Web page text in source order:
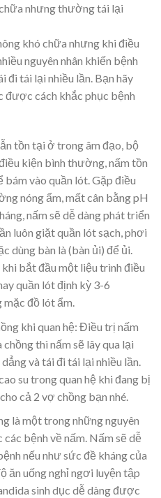
nhưng thường tái lại
khó chữa nhưng khi điều
nguyên nhân khiến bệnh
đi tái lại nhiều lần. Bạn hãy
được cách khắc phục bệnh
tồn tại ở trong âm đạo, bộ
kiện bình thường, nấm tồn
vào quần lót. Gặp điều
nóng ẩm, mất cân bằng pH
nấm sẽ dễ dàng phát triển
luôn giặt quần lót sạch, phơi
dùng bàn là (bàn ủi) để ủi.
bắt đầu một liệu trình điều
quần lót định kỳ 3-6
mặc đồ lót ẩm.
khi quan hệ: Điều trị nấm
thì nấm sẽ lây qua lại
và tái đi tái lại nhiều lần.
su trong quan hệ khi đang bị
cả 2 vợ chồng bạn nhé.
là một trong những nguyên
bệnh về nấm. Nấm sẽ dễ
nếu như sức đề kháng của
ăn uống nghỉ ngơi luyện tập
sinh dục dễ dàng được